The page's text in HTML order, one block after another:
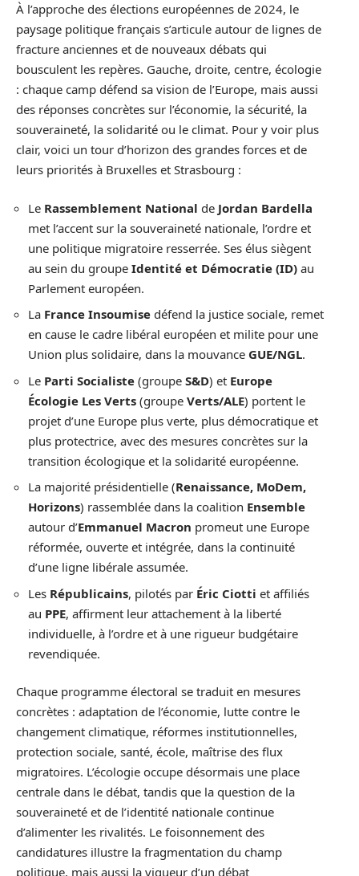
À l’approche des élections européennes de 2024, le
paysage politique français s’articule autour de lignes de
fracture anciennes et de nouveaux débats qui
bousculent les repères. Gauche, droite, centre, écologie
: chaque camp défend sa vision de l’Europe, mais aussi
des réponses concrètes sur l’économie, la sécurité, la
souveraineté, la solidarité ou le climat. Pour y voir plus
clair, voici un tour d’horizon des grandes forces et de
leurs priorités à Bruxelles et Strasbourg :
Le Rassemblement National de Jordan Bardella
met l’accent sur la souveraineté nationale, l’ordre et
une politique migratoire resserrée. Ses élus siègent
au sein du groupe Identité et Démocratie (ID) au
Parlement européen.
La France Insoumise défend la justice sociale, remet
en cause le cadre libéral européen et milite pour une
Union plus solidaire, dans la mouvance GUE/NGL.
Le Parti Socialiste (groupe S&D) et Europe
Écologie Les Verts (groupe Verts/ALE) portent le
projet d’une Europe plus verte, plus démocratique et
plus protectrice, avec des mesures concrètes sur la
transition écologique et la solidarité européenne.
La majorité présidentielle (Renaissance, MoDem,
Horizons) rassemblée dans la coalition Ensemble
autour d’Emmanuel Macron promeut une Europe
réformée, ouverte et intégrée, dans la continuité
d’une ligne libérale assumée.
Les Républicains, pilotés par Éric Ciotti et affiliés
au PPE, affirment leur attachement à la liberté
individuelle, à l’ordre et à une rigueur budgétaire
revendiquée.
Chaque programme électoral se traduit en mesures
concrètes : adaptation de l’économie, lutte contre le
changement climatique, réformes institutionnelles,
protection sociale, santé, école, maîtrise des flux
migratoires. L’écologie occupe désormais une place
centrale dans le débat, tandis que la question de la
souveraineté et de l’identité nationale continue
d’alimenter les rivalités. Le foisonnement des
candidatures illustre la fragmentation du champ
politique, mais aussi la vigueur d’un débat